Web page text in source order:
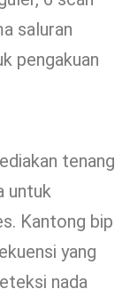
saluran
pengakuan
tenang
untuk
Kantong bip
yang
nada